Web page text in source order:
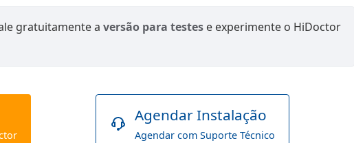
gratuitamente a versão para testes e experimente o HiDoctor
Agendar Instalação
Agendar com Suporte Técnico